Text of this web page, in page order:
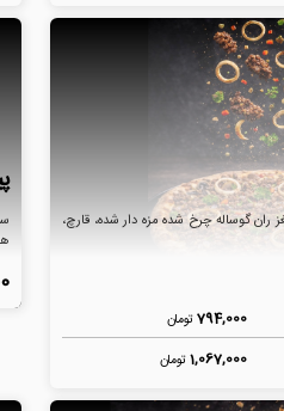
ران گوساله چرخ شده مزه دار شده، قارچ،
794,000تومان
1,067,000تومان